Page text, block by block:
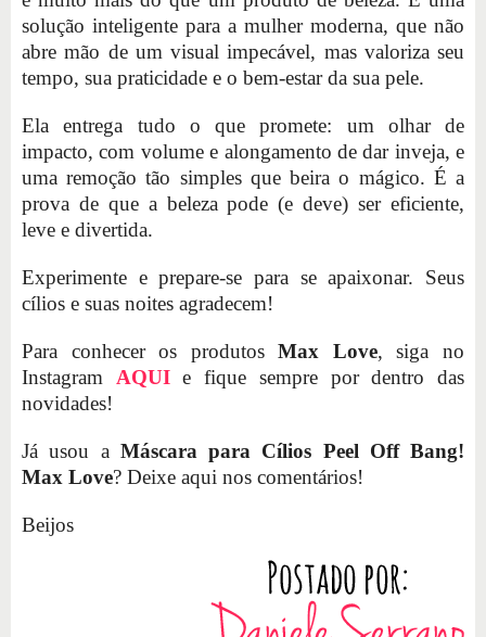
solução inteligente para a mulher moderna, que não
abre mão de um visual impecável, mas valoriza seu
tempo, sua praticidade e o bem-estar da sua pele.
Ela entrega tudo o que promete: um olhar de
impacto, com volume e alongamento de dar inveja, e
uma remoção tão simples que beira o mágico. É a
prova de que a beleza pode (e deve) ser eficiente,
leve e divertida.
Experimente e prepare-se para se apaixonar. Seus
cílios e suas noites agradecem!
Para conhecer os produtosMax Love, siga no
Instagram AQUIe fique sempre por dentro das
novidades!
Já usou a Máscara para Cílios Peel Off Bang!
Max Love? Deixe aqui nos comentários!
Beijos